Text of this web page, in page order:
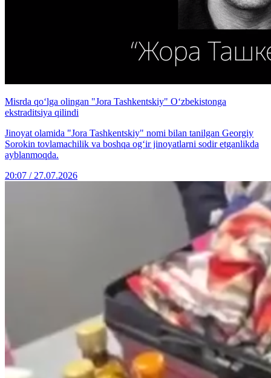
Misrda qo‘lga olingan "Jora Tashkentskiy" O‘zbekistonga
ekstraditsiya qilindi
Jinoyat olamida "Jora Tashkentskiy" nomi bilan tanilgan Georgiy
Sorokin tovlamachilik va boshqa og‘ir jinoyatlarni sodir etganlikda
ayblanmoqda.
20:07 / 27.07.2026